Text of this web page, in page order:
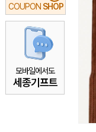
COUPON SHOP
모바일에서도
세종기프트